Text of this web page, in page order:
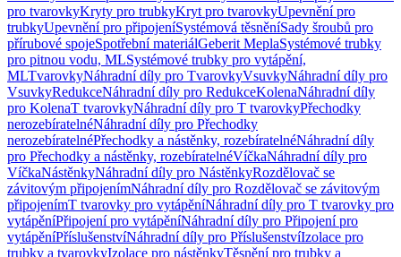
pro tvarovkyKryty pro trubkyKryt pro tvarovkyUpevnění pro
trubkyUpevnění pro připojeníSystémová těsněníSady šroubů pro
přírubové spojeSpotřební materiálGeberit MeplaSystémové trubky
pro pitnou vodu, MLSystémové trubky pro vytápění,
MLTvarovkyNáhradní díly pro TvarovkyVsuvkyNáhradní díly pro
VsuvkyRedukceNáhradní díly pro RedukceKolenaNáhradní díly
pro KolenaT tvarovkyNáhradní díly pro T tvarovkyPřechodky
nerozebíratelnéNáhradní díly pro Přechodky
nerozebíratelnéPřechodky a nástěnky, rozebíratelnéNáhradní díly
pro Přechodky a nástěnky, rozebíratelnéVíčkaNáhradní díly pro
VíčkaNástěnkyNáhradní díly pro NástěnkyRozdělovač se
závitovým připojenímNáhradní díly pro Rozdělovač se závitovým
připojenímT tvarovky pro vytápěníNáhradní díly pro T tvarovky pro
vytápěníPřipojení pro vytápěníNáhradní díly pro Připojení pro
vytápěníPříslušenstvíNáhradní díly pro PříslušenstvíIzolace pro
trubky a tvarovkyIzolace pro nástěnkyTěsnění pro trubky a